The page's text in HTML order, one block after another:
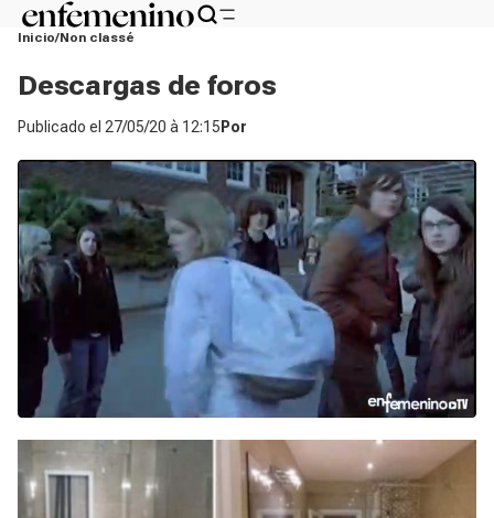
Inicio Non classé
Descargas de foros
Publicado el 27/05/20 à 12:15 Por